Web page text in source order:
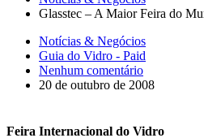
Glasstec – A Maior Feira do
Notícias & Negócios
Guia do Vidro - Paid
Nenhum comentário
20 de outubro de 2008
Feira Internacional do Vidro